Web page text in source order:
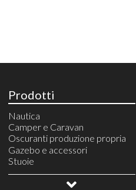
Prodotti
Nautica
Camper e Caravan
Oscuranti produzione propria
Oscuranti con tessuto Standard
Oscuranti con tessuto Premium
Ford
Gazebo e accessori
Stuoie
Campeggio e vita all'aperto
Allestimento veicoli